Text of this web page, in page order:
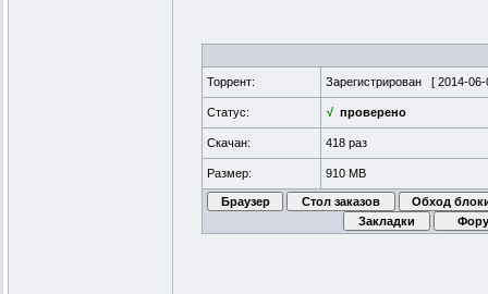
Торрент:
Зарегистрирован [ 2014-06-
Статус: √ проверено
Скачан: 418 раз
Размер: 910 MB